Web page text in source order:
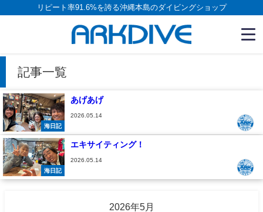
リピート率91.6%を誇る沖縄本島のダイビングショップ
記事一覧
海日記
あげあげ
2026.05.14
海日記
エキサイティング！
2026.05.14
2026年5月